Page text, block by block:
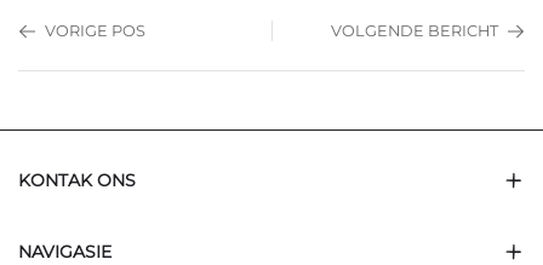
VORIGE POS VOLGENDE BERICHT
KONTAK ONS
NAVIGASIE